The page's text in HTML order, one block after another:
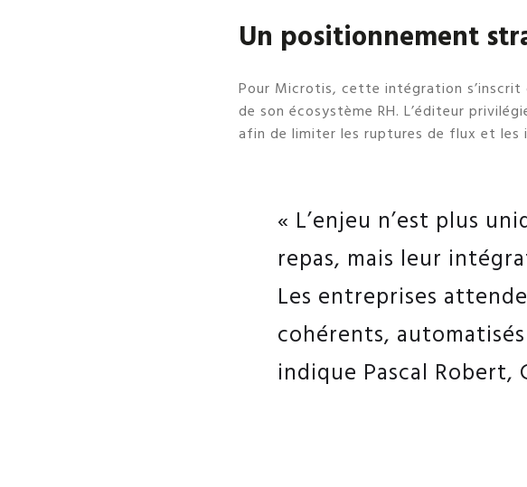
Un positionnement
Pour Microtis, cette intégration s’inscrit
de son écosystème RH. L’éditeur
afin de limiter les ruptures de flux et les
« L’enjeu n’est plus
repas, mais leur
Les entreprises
cohérents,
indique Pascal Robert,